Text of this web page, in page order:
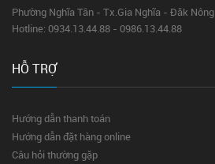
Phường Nghĩa Tân - Tx.Gia Nghĩa - Đăk Nông
Hotline: 0934.13.44.88 - 0986.13.44.88
HỖ TRỢ
Hướng dẫn thanh toán
Hướng dẫn đặt hàng online
Câu hỏi thường gặp